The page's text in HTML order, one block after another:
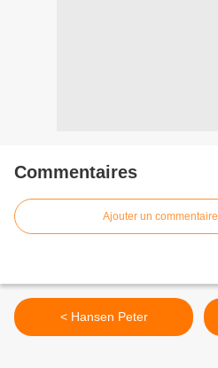
Commentaires
Ajouter un commentaire
< Hansen Peter